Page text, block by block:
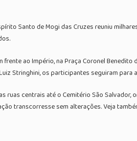
Santo de Mogi das Cruzes reuniu
ao Império, na Praça Coronel
Stringhini, os participantes seguiram para
ruas centrais até o Cemitério São
transcorresse sem alterações. Veja